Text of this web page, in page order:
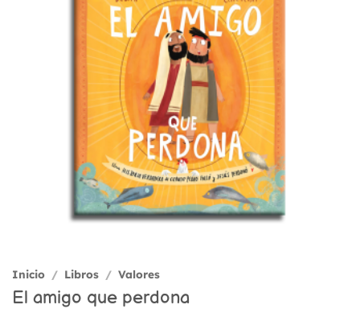
Inicio / Libros / Valores
El amigo que perdona